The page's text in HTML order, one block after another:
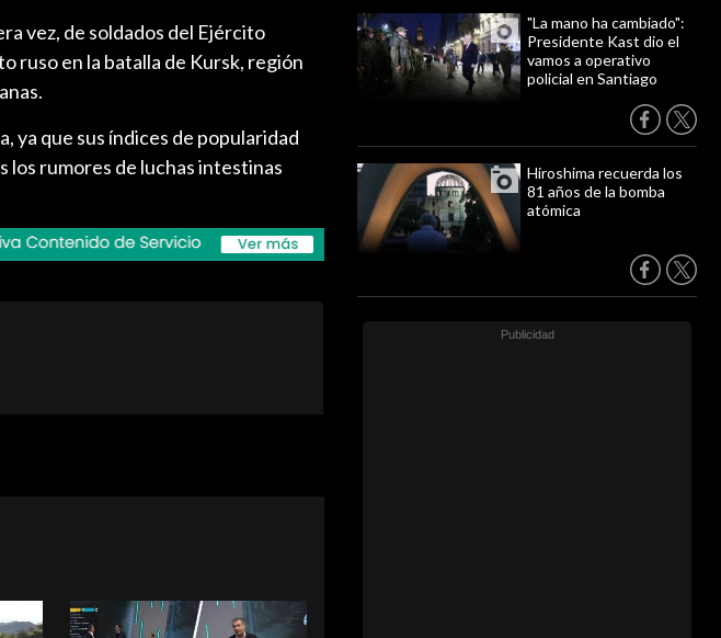
"La mano ha cambiado":
Presidente Kast dio el
vamos a operativo
policial en Santiago
Hiroshima recuerda los
81 años de la bomba
atómica
vez, de soldados del Ejército
ruso en la batalla de Kursk, región
ya que sus índices de popularidad
los rumores de luchas intestinas